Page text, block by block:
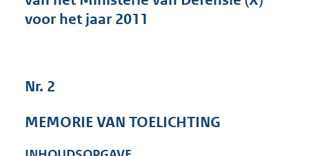
g
1
voor het jaar 2011
Nr. 2
MEMORIE VAN TOELICHTING